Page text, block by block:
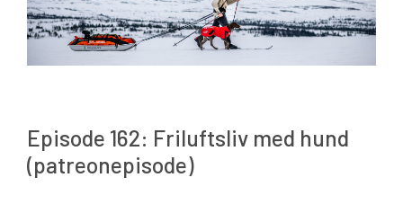
Episode 162: Friluftsliv med hund
(patreonepisode)